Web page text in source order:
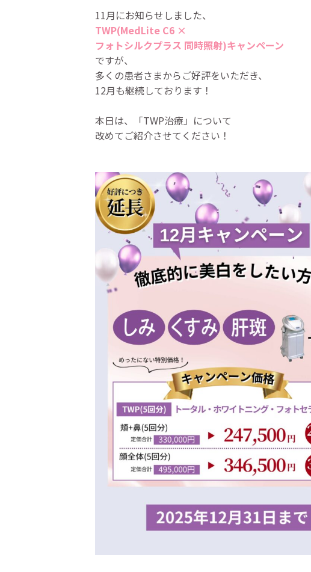
11月にお知らせしました、
TWP(MedLite C6 ×
フォトシルクプラス 同時照射)キャンペーン
ですが、
多くの患者さまからご好評をいただき、
12月も継続しております！
本日は、「TWP治療」について
改めてご紹介させてください！